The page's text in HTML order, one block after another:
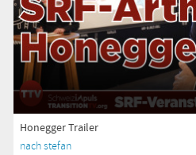
Honegger Trailer
nach stefan